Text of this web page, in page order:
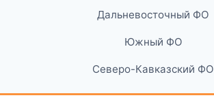
Дальневосточный ФО
Южный ФО
Северо-Кавказский ФО